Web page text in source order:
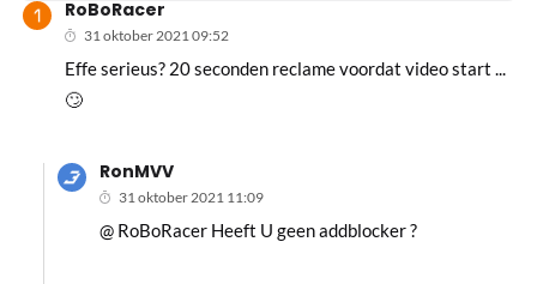
RoBoRacer
31 oktober 2021 09:52
Effe serieus? 20 seconden reclame voordat video start ...
🙄
RonMVV
31 oktober 2021 11:09
@ RoBoRacer Heeft U geen addblocker ?